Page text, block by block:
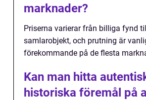
marknader?
Priserna varierar från billiga fynd
samlarobjekt, och prutning är
förekommande på de flesta
Kan man hitta
historiska föremål på